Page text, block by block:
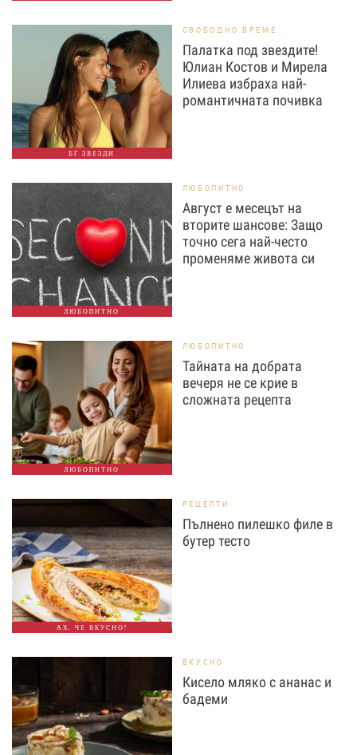
БГ ЗВЕЗДИ
СВОБОДНО ВРЕМЕ
Палатка под звездите!
Юлиан Костов и Мирела
Илиева избраха най-
романтичната почивка
ЛЮБОПИТНО
ЛЮБОПИТНО
Август е месецът на
вторите шансове: Защо
точно сега най-често
променяме живота си
ЛЮБОПИТНО
ЛЮБОПИТНО
Тайната на добрата
вечеря не се крие в
сложната рецепта
АХ, ЧЕ ВКУСНО!
РЕЦЕПТИ
Пълнено пилешко филе в
бутер тесто
ВКУСНО
Кисело мляко с ананас и
бадеми